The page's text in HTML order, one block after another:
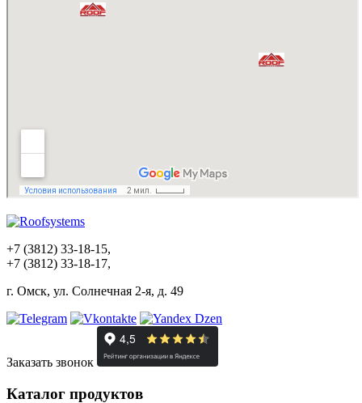
+7 (3812) 33-18-15,
+7 (3812) 33-18-17,
г. Омск, ул. Солнечная 2-я, д. 49
Заказать звонок
Каталог продуктов